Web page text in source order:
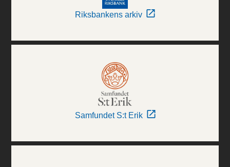
Riksbankens arkiv
Samfundet S:t Erik